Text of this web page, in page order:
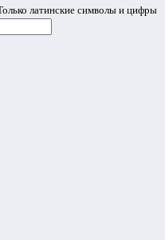
латинские символы и цифры